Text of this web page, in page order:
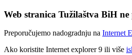
Web stranica Tužilaštva BiH
Preporučujemo nadogradnju na Internet
Ako koristite Internet explorer 9 ili više